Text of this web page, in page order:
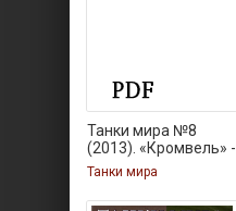
Танки мира №8
(2013). «Кромвель» -
Танки мира